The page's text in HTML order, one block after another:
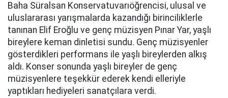
Baha Süralsan Konservatuvarıöğrencisi, ulusal ve
uluslararası yarışmalarda kazandığı birinciliklerle
tanınan Elif Eroğlu ve genç müzisyen Pınar Yar, yaşlı
bireylere keman dinletisi sundu. Genç müzisyenler
gösterdikleri performans ile yaşlı bireylerden alkış
aldı. Konser sonunda yaşlı bireyler de genç
müzisyenlere teşekkür ederek kendi elleriyle
yaptıkları hediyeleri sanatçılara verdi.